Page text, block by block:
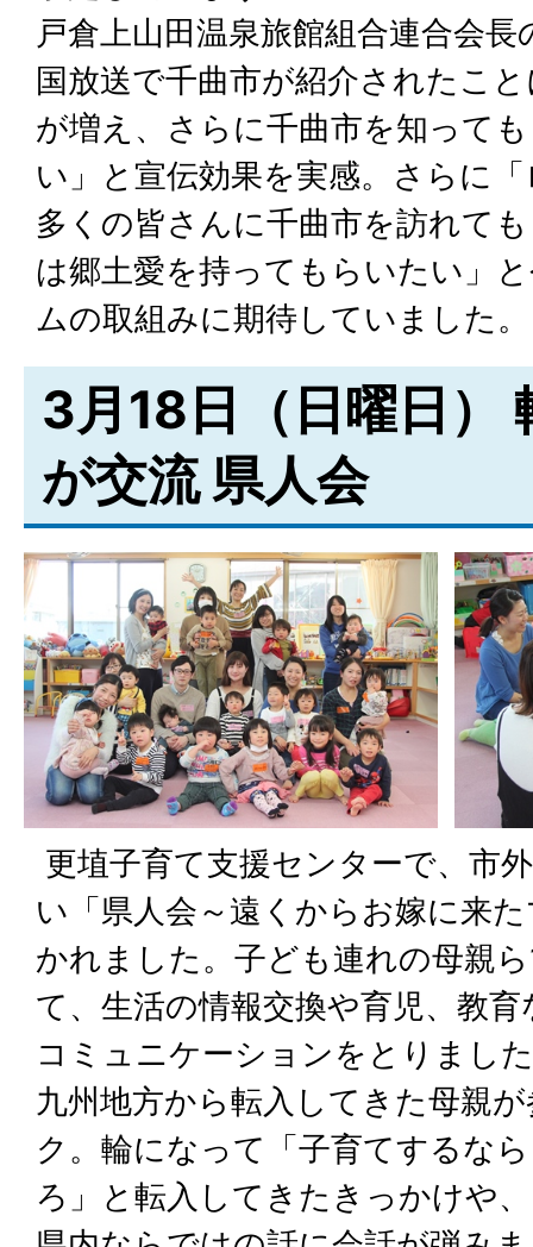
戸倉上山田温泉旅館組合連合会
国放送で千曲市が紹介されたこ
が増え、さらに千曲市を知って
い」と宣伝効果を実感。さらに
多くの皆さんに千曲市を訪れて
は郷土愛を持ってもらいたい」
ムの取組みに期待していました。
3月18日（日曜日）
が交流 県人会
更埴子育て支援センターで、市
い「県人会～遠くからお嫁に来
かれました。子ども連れの母親
て、生活の情報交換や育児、教
コミュニケーションをとりまし
九州地方から転入してきた母親
ク。輪になって「子育てするな
ろ」と転入してきたきっかけや